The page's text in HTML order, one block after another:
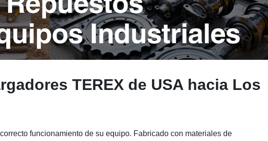
TEREX de USA hacia Los
funcionamiento de su equipo. Fabricado con materiales de